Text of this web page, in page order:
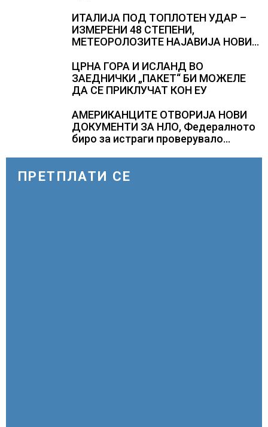
ИТАЛИЈА ПОД ТОПЛОТЕН УДАР –
ИЗМЕРЕНИ 48 СТЕПЕНИ,
МЕТЕОРОЛОЗИТЕ НАЈАВИЈА НОВИ
АВГУСТ
ЦРНА ГОРА И ИСЛАНД ВО
ЗАЕДНИЧКИ „ПАКЕТ“ БИ МОЖЕЛЕ
ДА СЕ ПРИКЛУЧАТ КОН ЕУ
АМЕРИКАНЦИТЕ ОТВОРИЈА НОВИ
ДОКУМЕНТИ ЗА НЛО, Федералното
биро за истраги проверувало
ПРЕТПЛАТИ СЕ